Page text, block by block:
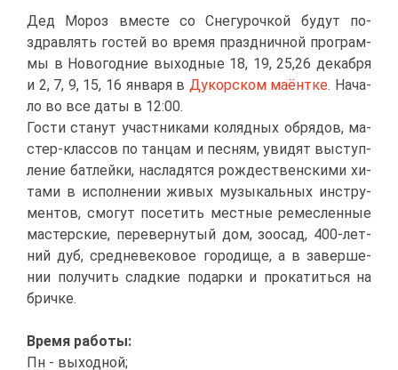
Дед Мо­роз вме­сте со Сне­гу­роч­кой бу­дут по­
здрав­лять го­стей во вре­мя празд­нич­ной про­грам­
мы в Но­во­год­ние вы­ход­ные 18, 19, 25,26 де­каб­ря
и 2, 7, 9, 15, 16 ян­ва­ря в Ду­кор­ском ма­ёнт­ке. На­ча­
ло во все да­ты в 12:00.
Го­сти ста­нут участ­ни­ка­ми ко­ляд­ных об­ря­дов, ма­
стер-клас­сов по тан­цам и пес­ням, уви­дят вы­ступ­
ле­ние бат­лей­ки, на­сла­дят­ся рож­де­ствен­ски­ми хи­
та­ми в ис­пол­не­нии жи­вых му­зы­каль­ных ин­стру­
мен­тов, смо­гут по­се­тить мест­ные ре­мес­лен­ные
ма­стер­ские, пе­ре­вер­ну­тый дом, зоо­сад, 400-лет­
ний дуб, сред­не­ве­ко­вое го­ро­ди­ще, а в за­вер­ше­
нии по­лу­чить слад­кие по­дар­ки и про­ка­тить­ся на
брич­ке.
Вре­мя ра­бо­ты:
Пн - вы­ход­ной;